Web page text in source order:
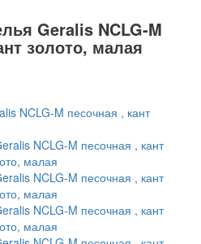
Geralis NCLG-M
золото, малая